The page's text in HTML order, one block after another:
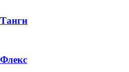
Танги
Флекс